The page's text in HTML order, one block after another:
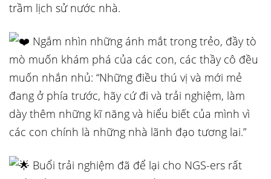
trầm lịch sử nước nhà.
Ngắm nhìn những ánh mắt trong trẻo, đầy tò
mò muốn khám phá của các con, các thầy cô đều
muốn nhắn nhủ: “Những điều thú vị và mới mẻ
đang ở phía trước, hãy cứ đi và trải nghiệm, làm
dày thêm những kĩ năng và hiểu biết của mình vì
các con chính là những nhà lãnh đạo tương lai.”
Buổi trải nghiệm đã để lại cho NGS-ers rất